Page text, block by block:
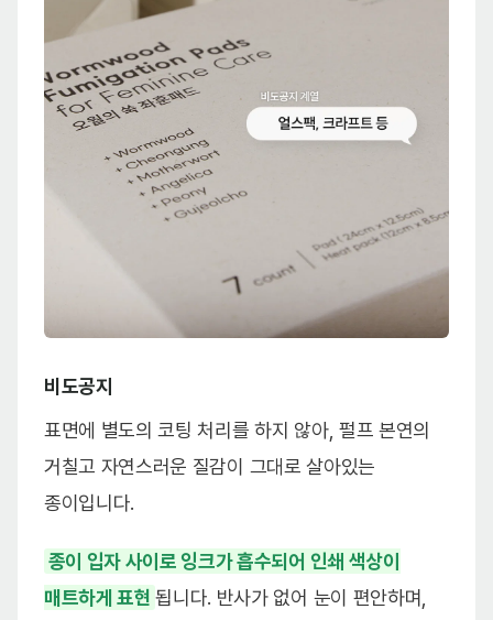
비도공지
표면에 별도의 코팅 처리를 하지 않아, 펄프 본연의
거칠고 자연스러운 질감이 그대로 살아있는
종이입니다.
종이 입자 사이로 잉크가 흡수되어 인쇄 색상이
매트하게 표현 됩니다. 반사가 없어 눈이 편안하며,